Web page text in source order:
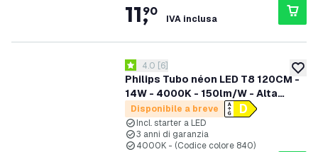
11,
90
IVA inclusa
Philips Tubo néon LED T8 120CM -
14W - 4000K - 150lm/W - Alta
efficienza
apri il cassetto delle recensioni
4 stelle di valutazione
4.0 [6]
Disponibile a breve
Incl. starter a LED
3 anni di garanzia
4000K - (Codice colore 840)